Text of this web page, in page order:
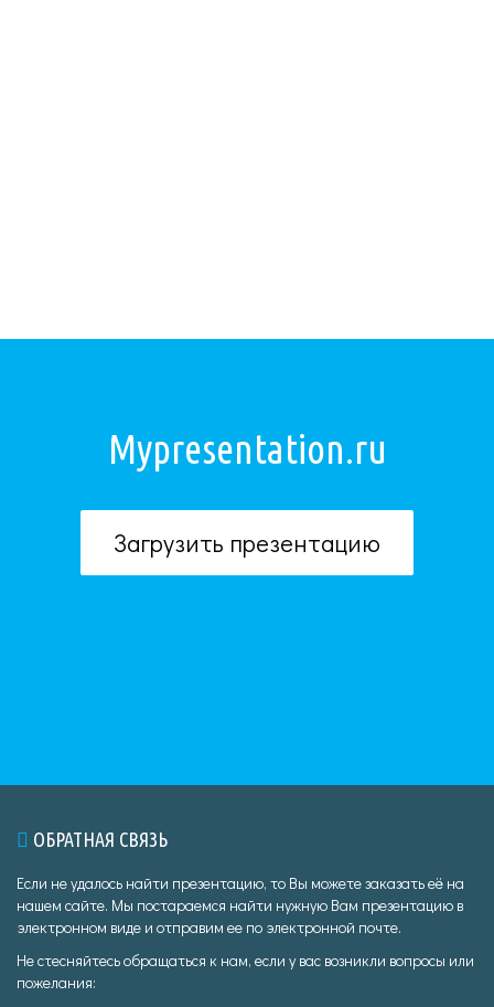
Mypresentation.ru
Загрузить презентацию
ОБРАТНАЯ СВЯЗЬ
Если не удалось найти презентацию, то Вы можете заказать её на
нашем сайте. Мы постараемся найти нужную Вам презентацию в
электронном виде и отправим ее по электронной почте.
Не стесняйтесь обращаться к нам, если у вас возникли вопросы или
пожелания: